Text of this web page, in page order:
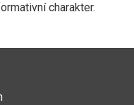
charakter.